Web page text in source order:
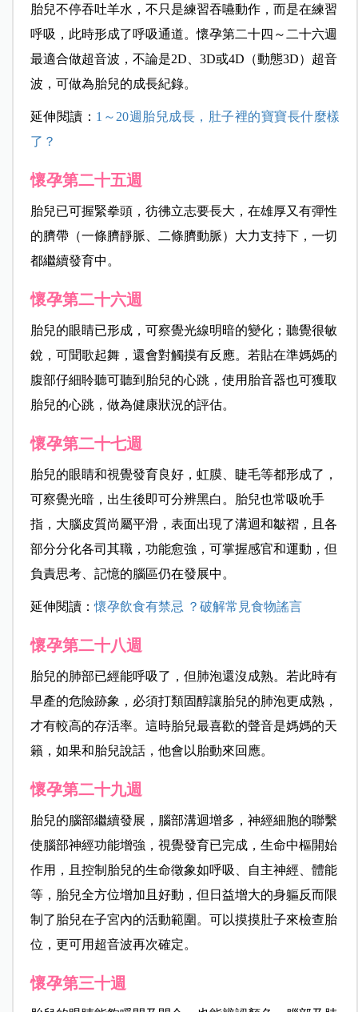
胎兒不停吞吐羊水，不只是練習吞嚥動作，而是在練習
呼吸，此時形成了呼吸通道。懷孕第二十四～二十六週
最適合做超音波，不論是2D、3D或4D（動態3D）超音
波，可做為胎兒的成長紀錄。
延伸閱讀： 1～20週胎兒成長，肚子裡的寶寶長什麼樣
了？
懷孕第二十五週
胎兒已可握緊拳頭，彷彿立志要長大，在雄厚又有彈性
的臍帶（一條臍靜脈、二條臍動脈）大力支持下，一切
都繼續發育中。
懷孕第二十六週
胎兒的眼睛已形成，可察覺光線明暗的變化；聽覺很敏
銳，可聞歌起舞，還會對觸摸有反應。 若貼在準媽媽的
腹部仔細聆聽可聽到胎兒的心跳，使用胎音器也可獲取
胎兒的心跳，做為健康狀況的評估。
懷孕第二十七週
胎兒的眼睛和視覺發育良好，虹膜、睫毛等都形成了，
可察覺光暗，出生後即可分辨黑白。胎兒也常吸吮手
指，大腦皮質尚屬平滑，表面出現了溝迴和皺褶，且各
部分分化各司其職，功能愈強，可掌握感官和運動，但
負責思考、記憶的腦區仍在發展中。
延伸閱讀：懷孕飲食有禁忌 ？破解常見食物謠言
懷孕第二十八週
胎兒的肺部已經能呼吸了，但肺泡還沒成熟。若此時有
早產的危險跡象，必須打類固醇讓胎兒的肺泡更成熟，
才有較高的存活率。這時胎兒最喜歡的聲音是媽媽的天
籟，如果和胎兒說話，他會以胎動來回應。
懷孕第二十九週
胎兒的腦部繼續發展，腦部溝迴增多，神經細胞的聯繫
使腦部神經功能增強，視覺發育已完成，生命中樞開始
作用，且控制胎兒的生命徵象如呼吸、自主神經、體能
等，胎兒全方位增加且好動，但日益增大的身軀反而限
制了胎兒在子宮內的活動範圍。可以摸摸肚子來檢查胎
位，更可用超音波再次確定。
懷孕第三十週